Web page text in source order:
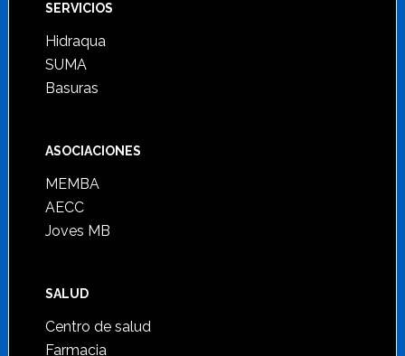
SERVICIOS
Hidraqua
SUMA
Basuras
ASOCIACIONES
MEMBA
AECC
Joves MB
SALUD
Centro de salud
Farmacia